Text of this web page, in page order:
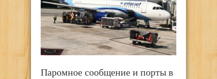
Паромное сообщение и порты в